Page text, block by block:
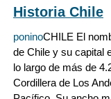
Historia Chile
poninoCHILE El
de Chile y su capital
lo largo de más de
Cordillera de Los